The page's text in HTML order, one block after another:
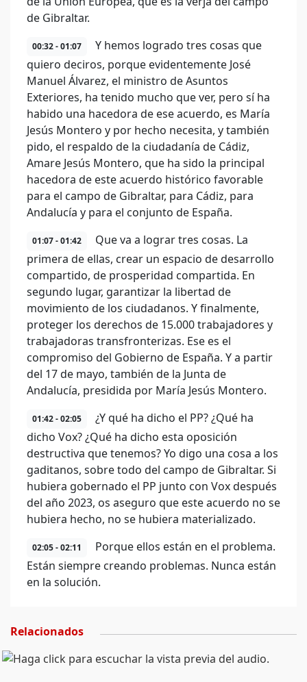
de Gibraltar.
00:32 - 01:07
Y hemos logrado tres cosas que
quiero deciros, porque evidentemente José
Manuel Álvarez, el ministro de Asuntos
Exteriores, ha tenido mucho que ver, pero sí ha
habido una hacedora de ese acuerdo, es María
Jesús Montero y por hecho necesita, y también
pido, el respaldo de la ciudadanía de Cádiz,
Amare Jesús Montero, que ha sido la principal
hacedora de este acuerdo histórico favorable
para el campo de Gibraltar, para Cádiz, para
Andalucía y para el conjunto de España.
01:07 - 01:42
Que va a lograr tres cosas. La
primera de ellas, crear un espacio de desarrollo
compartido, de prosperidad compartida. En
segundo lugar, garantizar la libertad de
movimiento de los ciudadanos. Y finalmente,
proteger los derechos de 15.000 trabajadores y
trabajadoras transfronterizas. Ese es el
compromiso del Gobierno de España. Y a partir
del 17 de mayo, también de la Junta de
Andalucía, presidida por María Jesús Montero.
01:42 - 02:05
¿Y qué ha dicho el PP? ¿Qué ha
dicho Vox? ¿Qué ha dicho esta oposición
destructiva que tenemos? Yo digo una cosa a los
gaditanos, sobre todo del campo de Gibraltar. Si
hubiera gobernado el PP junto con Vox después
del año 2023, os aseguro que este acuerdo no se
hubiera hecho, no se hubiera materializado.
02:05 - 02:11
Porque ellos están en el problema.
Están siempre creando problemas. Nunca están
en la solución.
Relacionados